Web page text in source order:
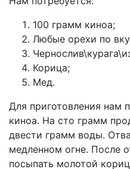
100 грамм киноа;
Любые орехи по
Корица;
Мед.
Для приготовления нам
киноа. На сто грамм
двести грамм воды.
медленном огне. После
посыпать молотой